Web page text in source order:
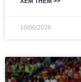
10/06/2026